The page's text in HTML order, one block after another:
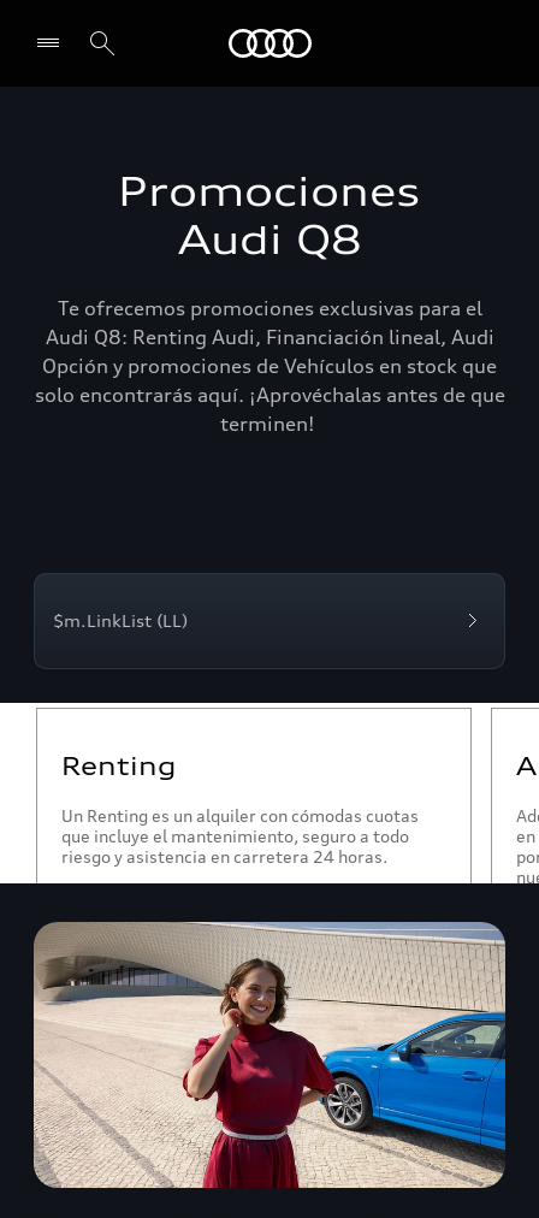
Promociones
Audi Q8
Te ofrecemos promociones exclusivas para el
Audi Q8: Renting Audi, Financiación lineal, Audi
Opción y promociones de Vehículos en stock que
solo encontrarás aquí. ¡Aprovéchalas antes de que
terminen!
$m.LinkList (LL)